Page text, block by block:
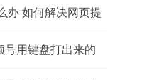
办 如何解决网页提
号用键盘打出来的